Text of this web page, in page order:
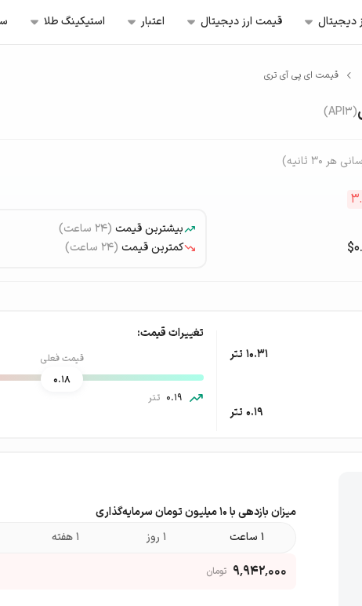
دیجیتال قیمت ارز‌ دیجیتال اعتبار استیکینگ طلا
قیمت ای پی آی تری
(API3)
هر ۳۰ ثانیه)
بیشترین قیمت (۲۴ ساعت)
کمترین قیمت (۲۴ ساعت)
10.31 تتر
0.19 تتر
تغییرات قیمت:
قیمت فعلی
0.18
0.19 تتر
میزان بازدهی با ۱۰ میلیون تومان سرمایه‌گذاری
۱ ساعت
۱ روز ۱ هفته
۹٬۹۴۲٬۰۰۰ تومان